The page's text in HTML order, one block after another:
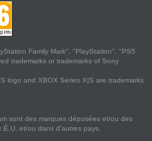
Family Mark", "PlayStation", "PS5
trademarks or trademarks of Sony
logo and XBOX Series X|S are trademarks
sont des marques déposées et/ou des
É.U. et/ou dans d'autres pays.